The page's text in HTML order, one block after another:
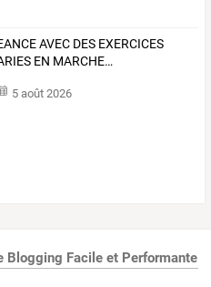
AVEC DES EXERCICES
EN MARCHE…
5 août 2026
Blogging Facile et Performante